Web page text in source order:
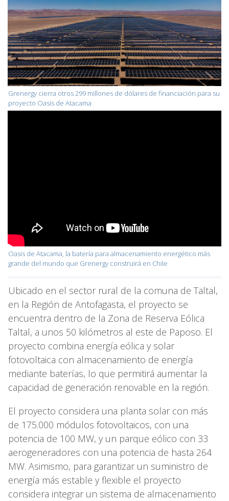
Grenergy cierra otros 299 millones de dólares de financiación para su
proyecto Oasis de Atacama
Oasis de Atacama, la batería para almacenamiento energético más
grande del mundo que Grenergy construirá en Chile
Ubicado en el sector rural de la comuna de Taltal,
en la Región de Antofagasta, el proyecto se
encuentra dentro de la Zona de Reserva Eólica
Taltal, a unos 50 kilómetros al este de Paposo. El
proyecto combina energía eólica y solar
fotovoltaica con almacenamiento de energía
mediante baterías, lo que permitirá aumentar la
capacidad de generación renovable en la región.
El proyecto considera una planta solar con más
de 175.000 módulos fotovoltaicos, con una
potencia de 100 MW, y un parque eólico con 33
aerogeneradores con una potencia de hasta 264
MW. Asimismo, para garantizar un suministro de
energía más estable y flexible el proyecto
considera integrar un sistema de almacenamiento